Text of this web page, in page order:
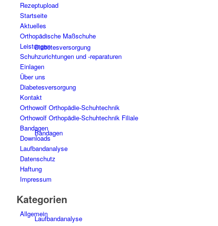
Diabetesversorgung
Bandagen
Laufbandanalyse
Rezeptupload
Startseite
Aktuelles
Orthopädische Maßschuhe
Leistungen
Schuhzurichtungen und -reparaturen
Einlagen
Über uns
Diabetesversorgung
Kontakt
Orthowolf Orthopädie-Schuhtechnik
Orthowolf Orthopädie-Schuhtechnik Filiale
Bandagen
Downloads
Laufbandanalyse
Datenschutz
Haftung
Impressum
Kategorien
Allgemein